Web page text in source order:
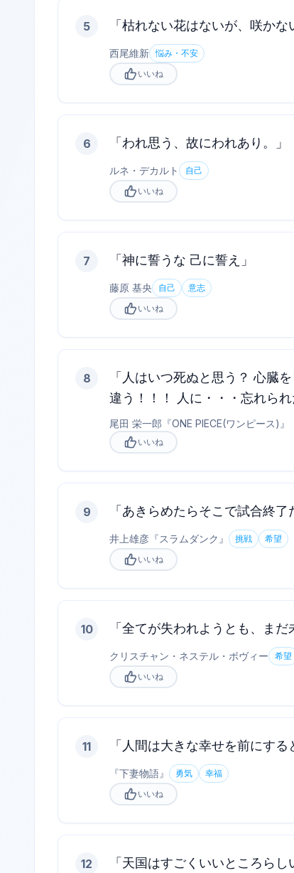
5 「枯れない花はないが、咲か
西尾維新 悩み・不安
いいね
6 「われ思う、故にわれあり。」
ルネ・デカルト
自己
いいね
7 「神に誓うな 己に誓え」
藤原 基央 自己
意志
いいね
8
「人はいつ死ぬと思う？ 心臓
違う！！！ 人に・・・忘れられ
尾田 栄一郎 『ONE PIECE(ワンピース) 』
いいね
9 「あきらめたらそこで試合終了
井上雄彦 『スラムダンク 』 挑戦
希望
いいね
10 「全てが失われようとも、まだ
クリスチャン・ネステル・ボヴィー
希望
いいね
11 「人間は大きな幸せを前にす
『下妻物語』 勇気
幸福
いいね
12 「天国はすごくいいところら